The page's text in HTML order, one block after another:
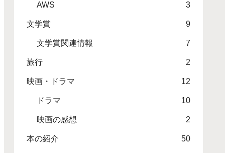
AWS 3
文学賞 9
文学賞関連情報 7
旅行 2
映画・ドラマ 12
ドラマ 10
映画の感想 2
本の紹介 50